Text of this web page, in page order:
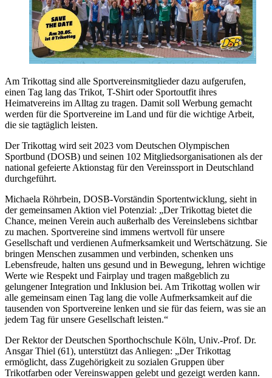
Am Trikottag sind alle Sportvereinsmitglieder dazu aufgerufen,
einen Tag lang das Trikot, T-Shirt oder Sportoutfit ihres
Heimatvereins im Alltag zu tragen. Damit soll Werbung gemacht
werden für die Sportvereine im Land und für die wichtige Arbeit,
die sie tagtäglich leisten.
Der Trikottag wird seit 2023 vom Deutschen Olympischen
Sportbund (DOSB) und seinen 102 Mitgliedsorganisationen als der
national gefeierte Aktionstag für den Vereinssport in Deutschland
durchgeführt.
Michaela Röhrbein, DOSB-Vorständin Sportentwicklung, sieht in
der gemeinsamen Aktion viel Potenzial: „Der Trikottag bietet die
Chance, meinen Verein auch außerhalb des Vereinslebens sichtbar
zu machen. Sportvereine sind immens wertvoll für unsere
Gesellschaft und verdienen Aufmerksamkeit und Wertschätzung. Sie
bringen Menschen zusammen und verbinden, schenken uns
Lebensfreude, halten uns gesund und in Bewegung, lehren wichtige
Werte wie Respekt und Fairplay und tragen maßgeblich zu
gelungener Integration und Inklusion bei. Am Trikottag wollen wir
alle gemeinsam einen Tag lang die volle Aufmerksamkeit auf die
tausenden von Sportvereine lenken und sie für das feiern, was sie an
jedem Tag für unsere Gesellschaft leisten.“
Der Rektor der Deutschen Sporthochschule Köln, Univ.-Prof. Dr.
Ansgar Thiel (61), unterstützt das Anliegen: „Der Trikottag
ermöglicht, dass Zugehörigkeit zu sozialen Gruppen über
Trikotfarben oder Vereinswappen gelebt und gezeigt werden kann.